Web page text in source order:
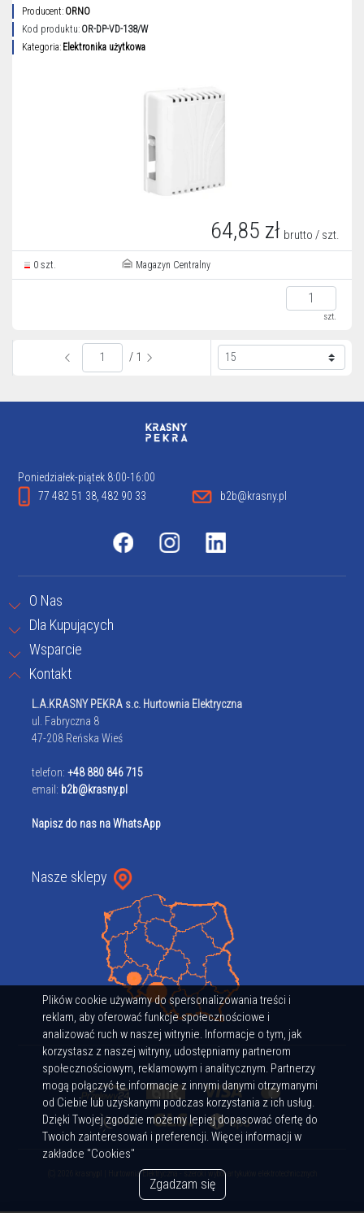
Plików cookie używamy do spersonalizowania treści i
reklam, aby oferować funkcje społecznościowe i
analizować ruch w naszej witrynie. Informacje o tym, jak
korzystasz z naszej witryny, udostępniamy partnerom
społecznościowym, reklamowym i analitycznym. Partnerzy
mogą połączyć te informacje z innymi danymi otrzymanymi
od Ciebie lub uzyskanymi podczas korzystania z ich usług.
Dzięki Twojej zgodzie możemy lepiej dopasować ofertę do
Twoich zainteresowań i preferencji. Więcej informacji w
zakładce "Cookies"
Zgadzam się
Producent: ORNO
Kod produktu: OR-DP-VD-138/W
Kategoria: Elektronika użytkowa
64,85 zł brutto / szt.
0 szt. Magazyn Centralny
szt.
/ 1
Poniedziałek-piątek 8:00-16:00
77 482 51 38, 482 90 33
b2b@krasny.pl
O Nas
Dla Kupujących
Wsparcie
Kontakt
L.A.KRASNY PEKRA s.c. Hurtownia Elektryczna
ul. Fabryczna 8
47-208 Reńska Wieś
telefon: +48 880 846 715
email: b2b@krasny.pl
Napisz do nas na WhatsApp
Nasze sklepy
(C) 2026 krasny.pl | Hurtownia Elektryczna - szeroki wybór artykułów elektrotechnicznych